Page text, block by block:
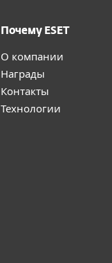
Почему ESET
О компании
Награды
Контакты
Технологии